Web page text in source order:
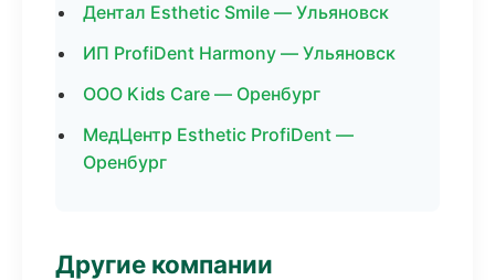
Дентал Esthetic Smile — Ульяновск
ИП ProfiDent Harmony — Ульяновск
ООО Kids Care — Оренбург
МедЦентр Esthetic ProfiDent —
Оренбург
Другие компании